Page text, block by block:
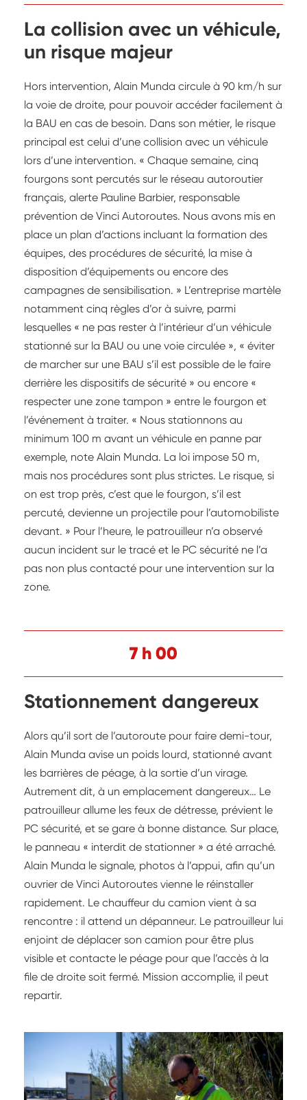
La collision avec un véhicule,
un risque majeur
Hors intervention, Alain Munda circule à 90 km/h sur
la voie de droite, pour pouvoir accéder facilement à
la BAU en cas de besoin. Dans son métier, le risque
principal est celui d’une collision avec un véhicule
lors d’une intervention. « Chaque semaine, cinq
fourgons sont percutés sur le réseau autoroutier
français, alerte Pauline Barbier, responsable
prévention de Vinci Autoroutes. Nous avons mis en
place un plan d’actions incluant la formation des
équipes, des procédures de sécurité, la mise à
disposition d’équipements ou encore des
campagnes de sensibilisation. » L’entreprise martèle
notamment cinq règles d’or à suivre, parmi
lesquelles « ne pas rester à l’intérieur d’un véhicule
stationné sur la BAU ou une voie circulée », « éviter
de marcher sur une BAU s’il est possible de le faire
derrière les dispositifs de sécurité » ou encore «
respecter une zone tampon » entre le fourgon et
l’événement à traiter. « Nous stationnons au
minimum 100 m avant un véhicule en panne par
exemple, note Alain Munda. La loi impose 50 m,
mais nos procédures sont plus strictes. Le risque, si
on est trop près, c’est que le fourgon, s’il est
percuté, devienne un projectile pour l’automobiliste
devant. » Pour l’heure, le patrouilleur n’a observé
aucun incident sur le tracé et le PC sécurité ne l’a
pas non plus contacté pour une intervention sur la
zone.
7 h 00
Stationnement dangereux
Alors qu’il sort de l’autoroute pour faire demi-tour,
Alain Munda avise un poids lourd, stationné avant
les barrières de péage, à la sortie d’un virage.
Autrement dit, à un emplacement dangereux… Le
patrouilleur allume les feux de détresse, prévient le
PC sécurité, et se gare à bonne distance. Sur place,
le panneau « interdit de stationner » a été arraché.
Alain Munda le signale, photos à l’appui, afin qu’un
ouvrier de Vinci Autoroutes vienne le réinstaller
rapidement. Le chauffeur du camion vient à sa
rencontre : il attend un dépanneur. Le patrouilleur lui
enjoint de déplacer son camion pour être plus
visible et contacte le péage pour que l’accès à la
file de droite soit fermé. Mission accomplie, il peut
repartir.